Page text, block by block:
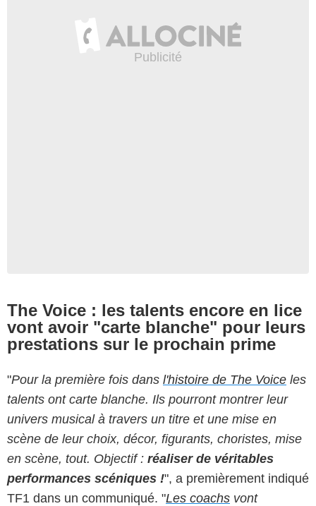
The Voice : les talents encore en lice
vont avoir "carte blanche" pour leurs
prestations sur le prochain prime
"Pour la première fois dans l'histoire de The Voice les
talents ont carte blanche. Ils pourront montrer leur
univers musical à travers un titre et une mise en
scène de leur choix, décor, figurants, choristes, mise
en scène, tout. Objectif : réaliser de véritables
performances scéniques !", a premièrement indiqué
TF1 dans un communiqué. "Les coachs vont